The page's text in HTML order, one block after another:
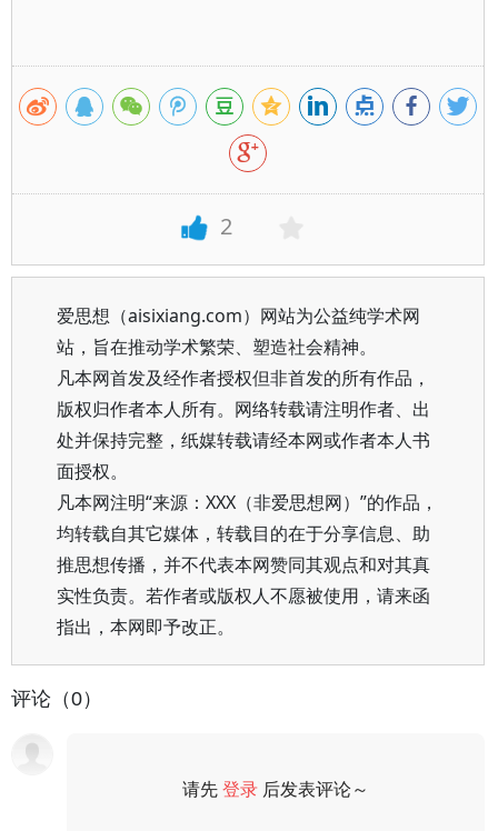
2
爱思想（aisixiang.com）网站为公益纯学术网
站，旨在推动学术繁荣、塑造社会精神。
凡本网首发及经作者授权但非首发的所有作品，
版权归作者本人所有。网络转载请注明作者、出
处并保持完整，纸媒转载请经本网或作者本人书
面授权。
凡本网注明“来源：XXX（非爱思想网）”的作品，
均转载自其它媒体，转载目的在于分享信息、助
推思想传播，并不代表本网赞同其观点和对其真
实性负责。若作者或版权人不愿被使用，请来函
指出，本网即予改正。
评论（0）
请先登录 后发表评论～